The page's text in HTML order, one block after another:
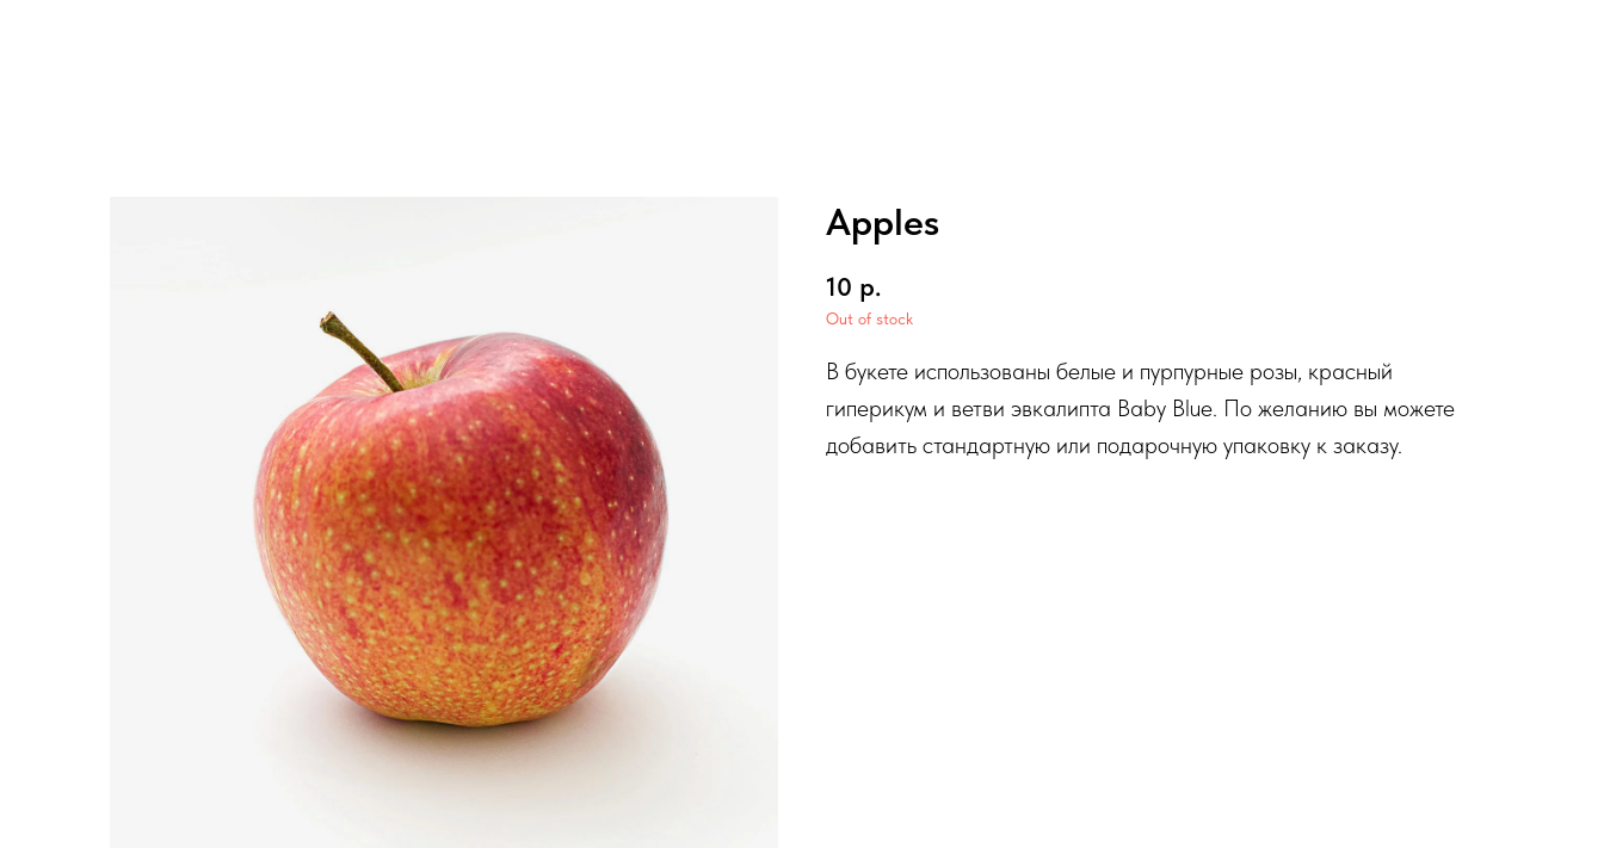
Apples
10 р.
Out of stock
В букете использованы белые и пурпурные розы, красный
гиперикум и ветви эвкалипта Baby Blue. По желанию вы можете
добавить стандартную или подарочную упаковку к заказу.